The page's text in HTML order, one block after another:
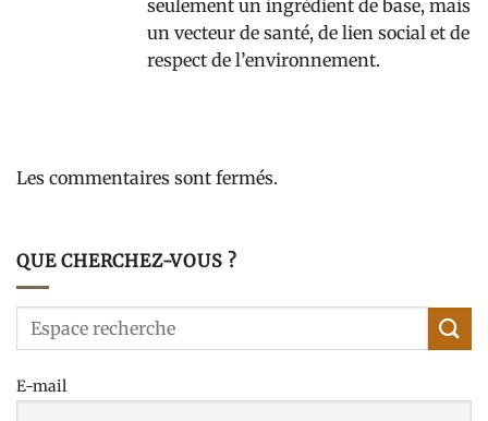
seulement un ingrédient de base, mais
un vecteur de santé, de lien social et de
respect de l’environnement.
Les commentaires sont fermés.
QUE CHERCHEZ-VOUS ?
E-mail